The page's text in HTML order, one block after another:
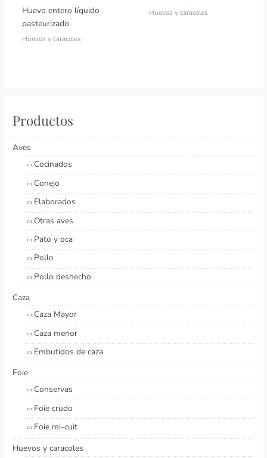
Huevo entero líquido
pasteurizado
Huevos y caracoles
Huevos y caracoles
Productos
Aves
Cocinados
Conejo
Elaborados
Otras aves
Pato y oca
Pollo
Pollo deshecho
Caza
Caza Mayor
Caza menor
Embutidos de caza
Foie
Conservas
Foie crudo
Foie mi-cuit
Huevos y caracoles